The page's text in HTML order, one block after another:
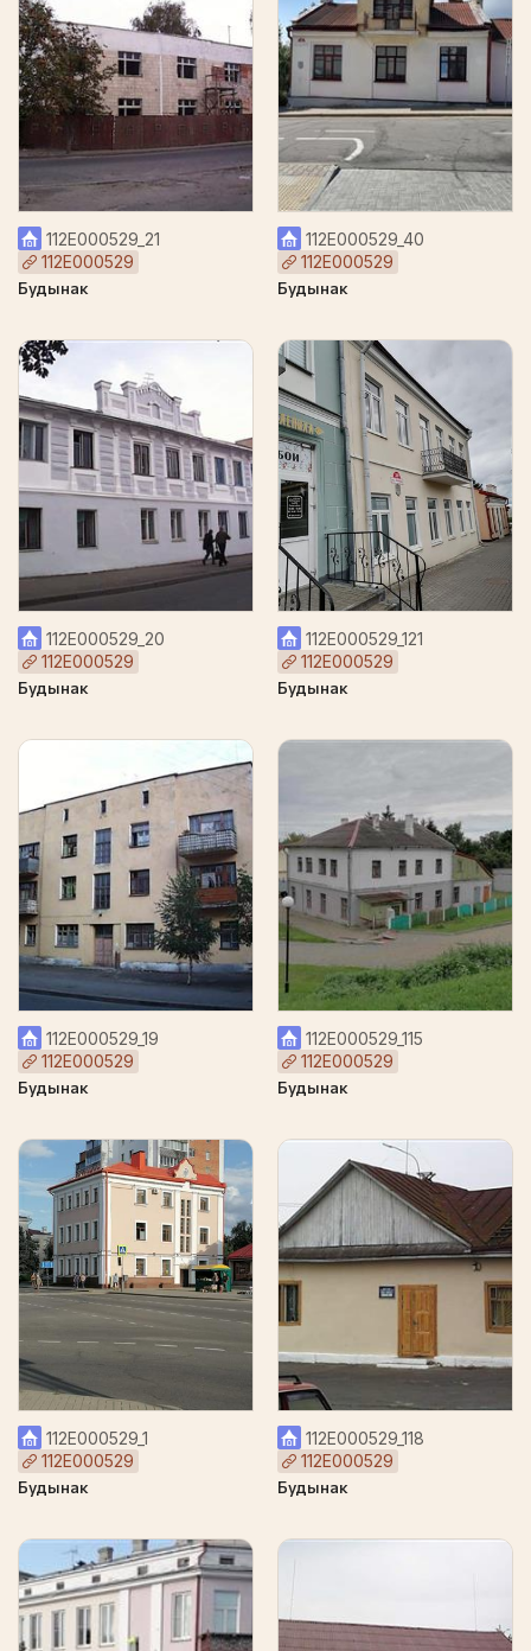
112Е000529_21
112Е000529
Будынак
112Е000529_20
112Е000529
Будынак
112Е000529_19
112Е000529
Будынак
112Е000529_1
112Е000529
Будынак
112Е000529_40
112Е000529
Будынак
112Е000529_121
112Е000529
Будынак
112Е000529_115
112Е000529
Будынак
112Е000529_118
112Е000529
Будынак